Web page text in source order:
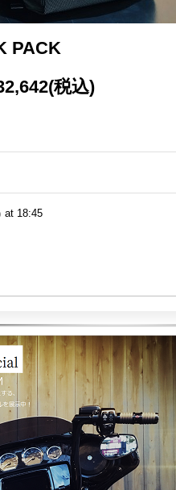
PACK
税込)
at 18:45